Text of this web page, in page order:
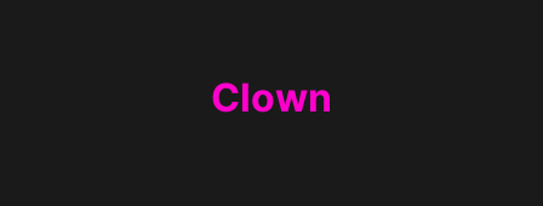
Clown